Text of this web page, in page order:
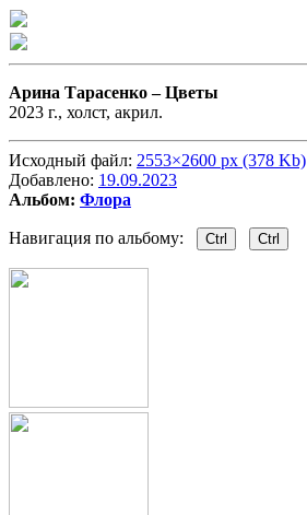
Арина Тарасенко –Цветы
2023 г., холст, акрил.
Исходный файл: 2553×2600 px (378 Kb)
Добавлено: 19.09.2023
Альбом: Флора
Навигация по альбому: Ctrl Ctrl